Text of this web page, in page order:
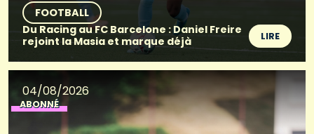
FOOTBALL
Du Racing au FC Barcelone : Daniel Freire
rejoint la Masia et marque déjà
LIRE
04/08/2026
ABONNÉ